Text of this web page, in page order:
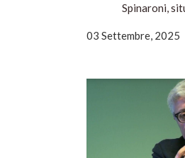
Spinaroni,
03 Settembre, 2025